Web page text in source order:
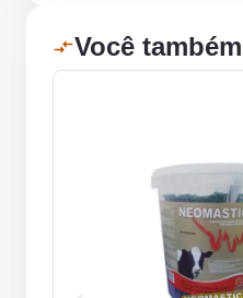
Você